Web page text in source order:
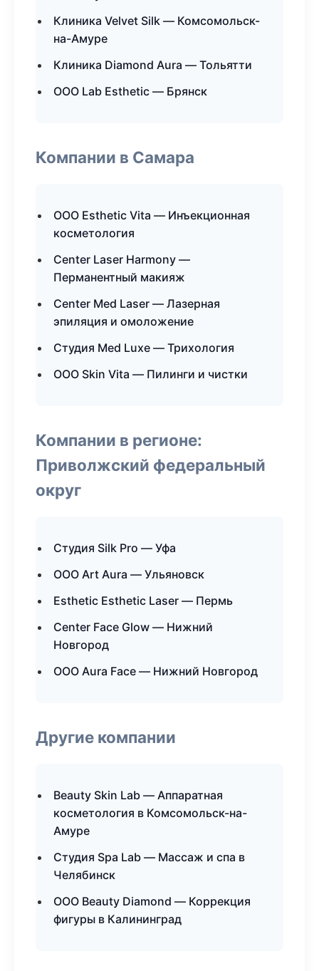
Клиника Velvet Silk — Комсомольск-
на-Амуре
Клиника Diamond Aura — Тольятти
ООО Lab Esthetic — Брянск
Компании в Самара
ООО Esthetic Vita — Инъекционная
косметология
Center Laser Harmony —
Перманентный макияж
Center Med Laser — Лазерная
эпиляция и омоложение
Студия Med Luxe — Трихология
ООО Skin Vita — Пилинги и чистки
Компании в регионе:
Приволжский федеральный
округ
Студия Silk Pro — Уфа
ООО Art Aura — Ульяновск
Esthetic Esthetic Laser — Пермь
Center Face Glow — Нижний
Новгород
ООО Aura Face — Нижний Новгород
Другие компании
Beauty Skin Lab — Аппаратная
косметология в Комсомольск-на-
Амуре
Студия Spa Lab — Массаж и спа в
Челябинск
ООО Beauty Diamond — Коррекция
фигуры в Калининград